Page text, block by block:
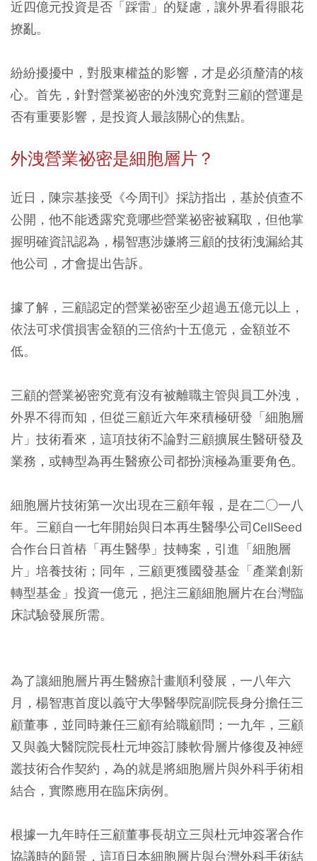
近四億元投資是否「踩雷」的疑慮，讓外界看得眼花
撩亂。
紛紛擾擾中，對股東權益的影響，才是必須釐清的核
心。首先，針對營業祕密的外洩究竟對三顧的營運是
否有重要影響，是投資人最該關心的焦點。
外洩營業祕密是細胞層片？
近日，陳宗基接受《今周刊》採訪指出，基於偵查不
公開，他不能透露究竟哪些營業祕密被竊取，但他掌
握明確資訊認為，楊智惠涉嫌將三顧的技術洩漏給其
他公司，才會提出告訴。
據了解，三顧認定的營業祕密至少超過五億元以上，
依法可求償損害金額的三倍約十五億元，金額並不
低。
三顧的營業祕密究竟有沒有被離職主管與員工外洩，
外界不得而知，但從三顧近六年來積極研發「細胞層
片」技術看來，這項技術不論對三顧擴展生醫研發及
業務，或轉型為再生醫療公司都扮演極為重要角色。
細胞層片技術第一次出現在三顧年報，是在二○一八
年。三顧自一七年開始與日本再生醫學公司CellSeed
合作台日首樁「再生醫學」技轉案，引進「細胞層
片」培養技術；同年，三顧更獲國發基金「產業創新
轉型基金」投資一億元，挹注三顧細胞層片在台灣臨
床試驗發展所需。
為了讓細胞層片再生醫療計畫順利發展，一八年六
月，楊智惠首度以義守大學醫學院副院長身分擔任三
顧董事，並同時兼任三顧有給職顧問；一九年，三顧
又與義大醫院院長杜元坤簽訂膝軟骨層片修復及神經
叢技術合作契約，為的就是將細胞層片與外科手術相
結合，實際應用在臨床病例。
根據一九年時任三顧董事長胡立三與杜元坤簽署合作
協議時的願景，這項日本細胞層片與台灣外科手術結